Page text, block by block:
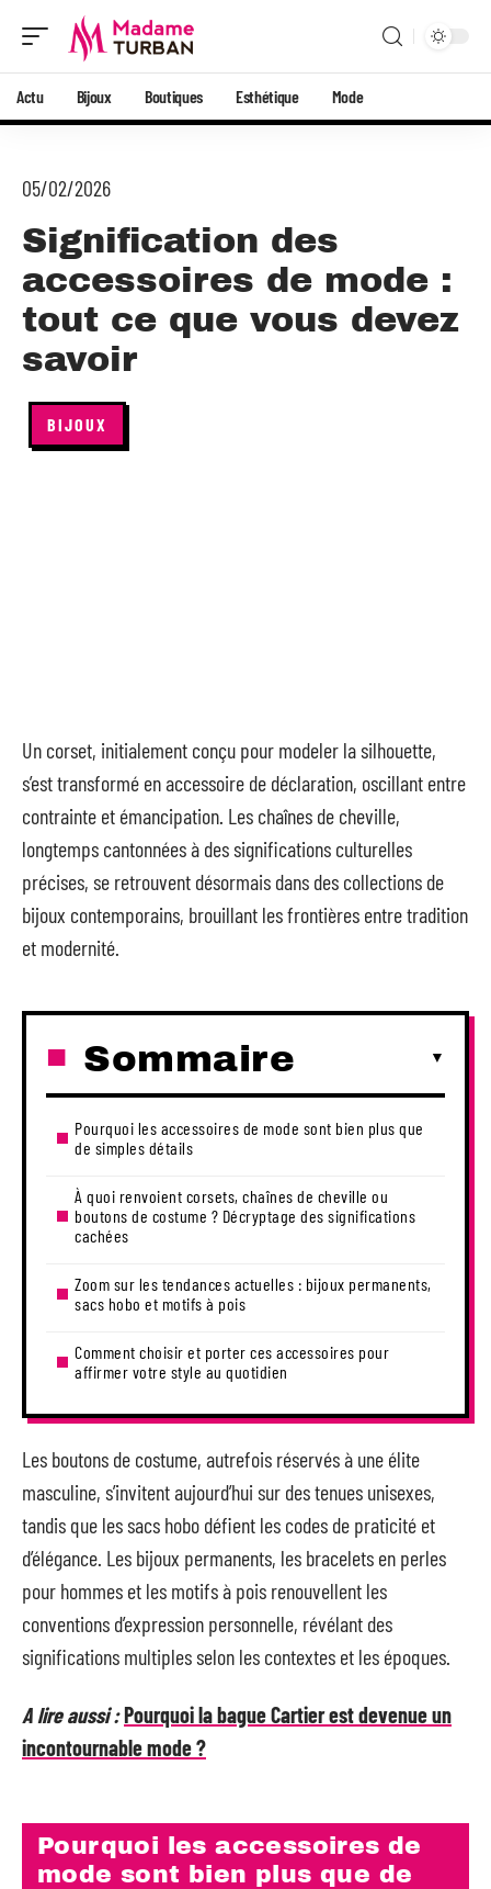
Actu Bijoux Boutiques Esthétique Mode
05/02/2026
Signification des
accessoires de mode :
tout ce que vous devez
savoir
BIJOUX
Un corset, initialement conçu pour modeler la silhouette,
s’est transformé en accessoire de déclaration, oscillant entre
contrainte et émancipation. Les chaînes de cheville,
longtemps cantonnées à des significations culturelles
précises, se retrouvent désormais dans des collections de
bijoux contemporains, brouillant les frontières entre tradition
et modernité.
Sommaire
Pourquoi les accessoires de mode sont bien plus que
de simples détails
À quoi renvoient corsets, chaînes de cheville ou
boutons de costume ? Décryptage des significations
cachées
Zoom sur les tendances actuelles : bijoux permanents,
sacs hobo et motifs à pois
Comment choisir et porter ces accessoires pour
affirmer votre style au quotidien
Les boutons de costume, autrefois réservés à une élite
masculine, s’invitent aujourd’hui sur des tenues unisexes,
tandis que les sacs hobo défient les codes de praticité et
d’élégance. Les bijoux permanents, les bracelets en perles
pour hommes et les motifs à pois renouvellent les
conventions d’expression personnelle, révélant des
significations multiples selon les contextes et les époques.
A lire aussi :Pourquoi la bague Cartier est devenue un
incontournable mode ?
Pourquoi les accessoires de
mode sont bien plus que de